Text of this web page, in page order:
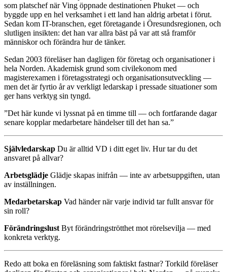
som platschef när Ving öppnade destinationen Phuket — och
byggde upp en hel verksamhet i ett land han aldrig arbetat i förut.
Sedan kom IT-branschen, eget företagande i Öresundsregionen, och
slutligen insikten: det han var allra bäst på var att stå framför
människor och förändra hur de tänker.
Sedan 2003 föreläser han dagligen för företag och organisationer i
hela Norden. Akademisk grund som civilekonom med
magisterexamen i företagsstrategi och organisationsutveckling —
men det är fyrtio år av verkligt ledarskap i pressade situationer som
ger hans verktyg sin tyngd.
”Det här kunde vi lyssnat på en timme till — och fortfarande dagar
senare kopplar medarbetare händelser till det han sa.”
Självledarskap Du är alltid VD i ditt eget liv. Hur tar du det
ansvaret på allvar?
Arbetsglädje Glädje skapas inifrån — inte av arbetsuppgiften, utan
av inställningen.
Medarbetarskap Vad händer när varje individ tar fullt ansvar för
sin roll?
FörändringslustByt förändringströtthet mot rörelsevilja — med
konkreta verktyg.
Redo att boka en föreläsning som faktiskt fastnar? Torkild föreläser